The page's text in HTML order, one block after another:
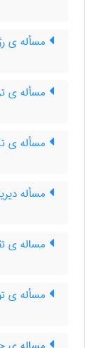
مسأله ی
مسأله ی
مسأله ی
مسأله
مساله ی
مسأله ی